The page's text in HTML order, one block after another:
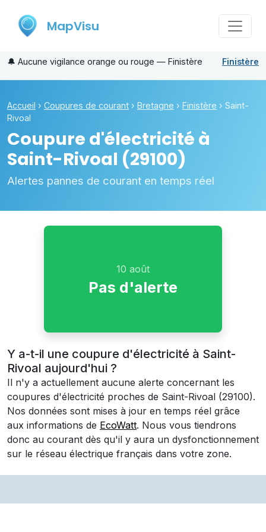
MapVisu
🔔 Aucune vigilance orange ou rouge — Finistère Finistère
Accueil › Coupures de courant › Bretagne › Finistère › Saint-
Rivoal
Coupure d'électricité à
Saint-Rivoal (29100)
Alertes pannes de courant en temps réel
10 août
Pas d'alerte
Y a-t-il une coupure d'électricité à Saint-
Rivoal aujourd'hui ?
Il n'y a actuellement aucune alerte concernant les
coupures d'électricité proches de Saint-Rivoal (29100).
Nos données sont mises à jour en temps réel grâce
aux informations de EcoWatt. Nous vous tiendrons
donc au courant dès qu'il y aura un dysfonctionnement
sur le réseau électrique français dans votre zone.